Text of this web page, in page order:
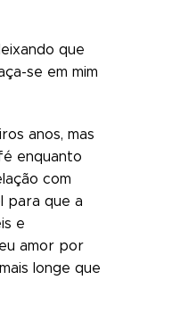
que
se em mim
anos, mas
enquanto
com
para que a
e
amor por
longe que